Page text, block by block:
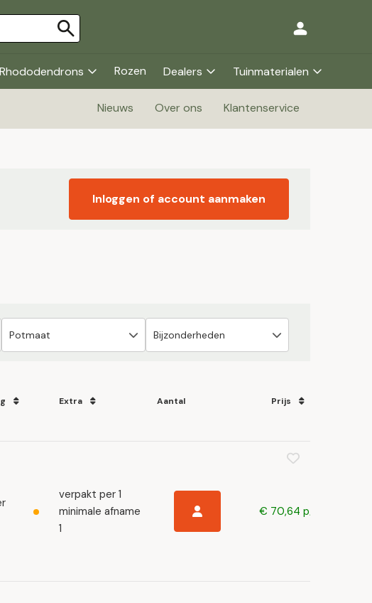
Rhododendrons Rozen Dealers Tuinmaterialen
Nieuws Over ons Klantenservice
Inloggen of account aanmaken
Extra Aantal Prijs
verpakt per 1
minimale afname
1
€ 70,64 p/s